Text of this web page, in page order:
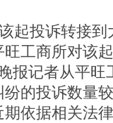
起投诉转接到
工商所对该
报记者从平旺
的投诉数量
依据相关法